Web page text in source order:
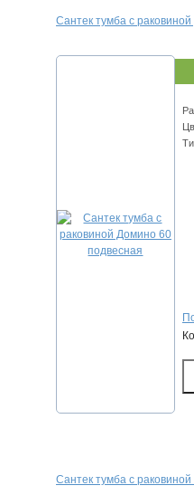
Сантек тумба с
Сантек тумба с